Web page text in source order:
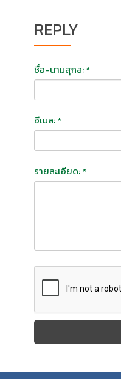
REPLY
ชื่อ-นามสุกล: *
อีเมล: *
รายละเอียด: *